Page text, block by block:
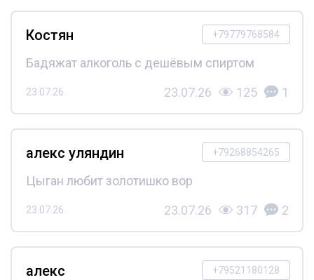
+79779768584
Костян
Бадяжат алкоголь с дешёвым спиртом
23.07.26 23.07.26 125 1
+79268854265
алекс уляндин
Цыган любит золотишко вор
23.07.26 23.07.26 317 2
+79521180128
алекс